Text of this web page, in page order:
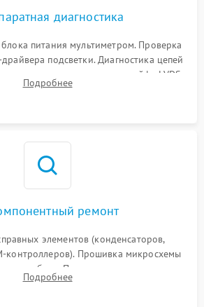
диагностика
питания мультиметром. Проверка
подсветки. Диагностика цепей
тестирование сигналов на шлейфе LVDS
Подробнее
ремонт
элементов (конденсаторов,
контроллеров). Прошивка микросхемы
сбоях. При поломке подсветки —
и замена выгоревших светодиодов.
Подробнее